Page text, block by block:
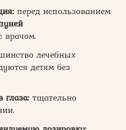
перед использованием
врачом.
лечебных
детям без
глаза: тщательно